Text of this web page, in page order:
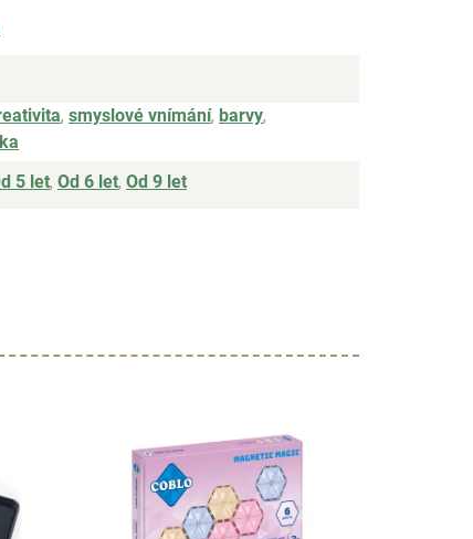
, smyslové vnímání, barvy,
5 let, Od 6 let, Od 9 let